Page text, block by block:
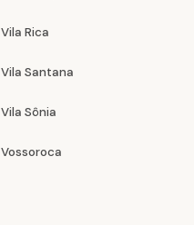
Vila Rica
Vila Santana
Vila Sônia
Vossoroca